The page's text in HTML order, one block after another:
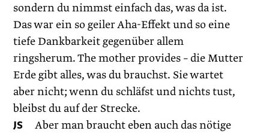
sondern du nimmst einfach das, was da ist.
Das war ein so geiler Aha-Effekt und so eine
tiefe Dankbarkeit gegenüber allem
ringsherum. The mother provides – die Mutter
Erde gibt alles, was du brauchst. Sie wartet
aber nicht; wenn du schläfst und nichts tust,
bleibst du auf der Strecke.
JS Aber man braucht eben auch das nötige